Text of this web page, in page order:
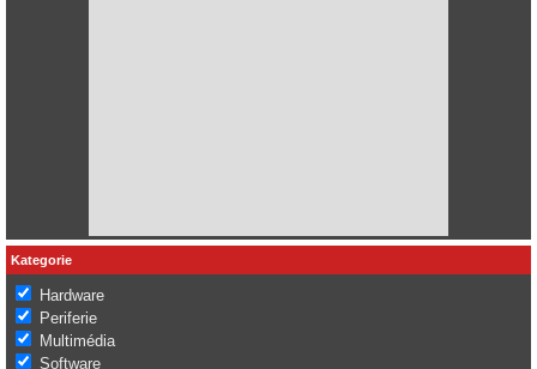
Kategorie
Hardware
Periferie
Multimédia
Software